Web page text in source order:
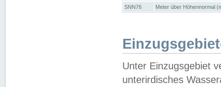
SNN76
Meter über Höhennormal
Unter Einzugsgebiet
unterirdisches